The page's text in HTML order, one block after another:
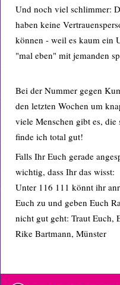
Und noch viel schlimmer:
haben keine
können - weil es kaum ein
"mal eben" mit jemanden
Bei der Nummer gegen
den letzten Wochen um
viele Menschen gibt es,
finde ich total gut!
Falls Ihr Euch gerade
wichtig, dass Ihr das wisst:
Unter 116 111 könnt ihr
Euch zu und geben Euch
nicht gut geht: Traut Euch,
Rike Bartmann, Münster